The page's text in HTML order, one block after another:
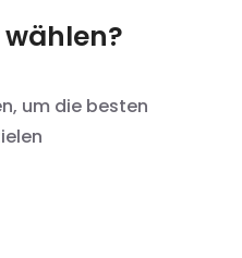
um die besten